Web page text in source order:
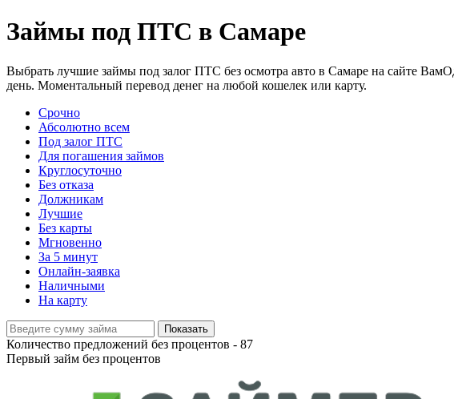
Займы под ПТС в Самаре
Выбрать лучшие займы под залог ПТС без осмотра авто в Самаре на сайте
день. Моментальный перевод денег на любой кошелек или карту.
Срочно
Абсолютно всем
Под залог ПТС
Для погашения займов
Круглосуточно
Без отказа
Должникам
Лучшие
Без карты
Мгновенно
За 5 минут
Онлайн-заявка
Наличными
На карту
Показать
Количество предложений без процентов - 87
Первый займ без процентов